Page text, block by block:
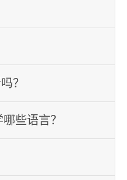
？
些语言？